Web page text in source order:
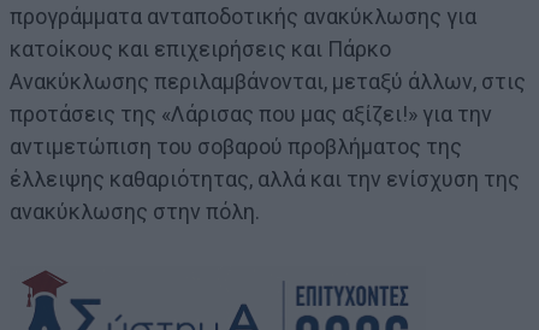
προγράμματα ανταποδοτικής ανακύκλωσης για
κατοίκους και επιχειρήσεις και Πάρκο
Ανακύκλωσης περιλαμβάνονται, μεταξύ άλλων, στις
προτάσεις της «Λάρισας που μας αξίζει!» για την
αντιμετώπιση του σοβαρού προβλήματος της
έλλειψης καθαριότητας, αλλά και την ενίσχυση της
ανακύκλωσης στην πόλη.